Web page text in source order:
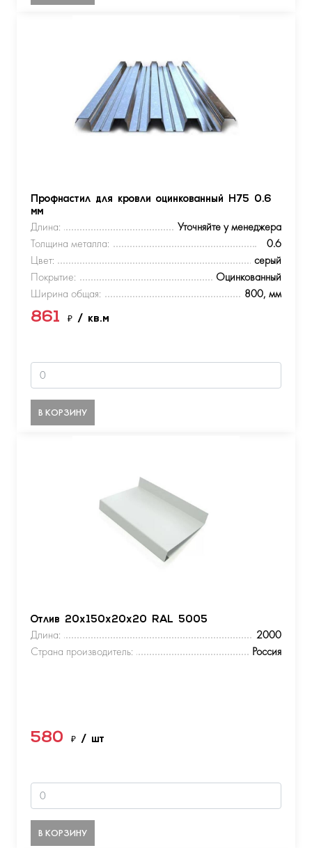
Профнастил для кровли оцинкованный Н75 0.6
мм
Длина:
Уточняйте у менеджера
Толщина металла:
0.6
Цвет:
серый
Покрытие:
Оцинкованный
Ширина общая:
800, мм
861 ₽ / кв.м
В КОРЗИНУ
Отлив 20х150х20х20 RAL 5005
Длина:
2000
Страна производитель:
Россия
580 ₽ / шт
В КОРЗИНУ